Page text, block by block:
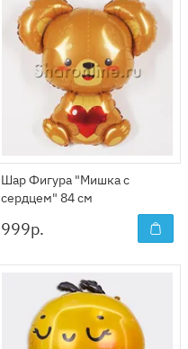
Шар Фигура "Мишка с
сердцем" 84 см
999р.